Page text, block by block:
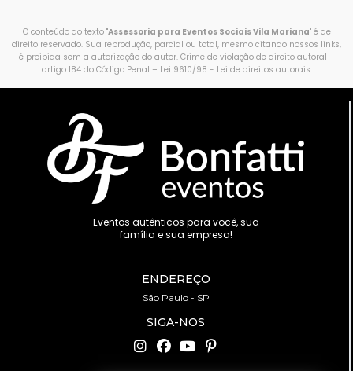
O conteúdo do texto "Assessoria para Eventos Sociais Vila Mariana" é de
direito reservado. Sua reprodução, parcial ou total, mesmo citando nossos links,
é proibida sem a autorização do autor. Crime de violação de direito autoral –
artigo 184 do Código Penal – Lei 9610/98 - Lei de direitos autorais.
Eventos autênticos para você, sua
família e sua empresa!
ENDEREÇO
São Paulo - SP
SIGA-NOS